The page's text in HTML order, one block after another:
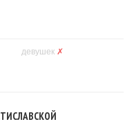
девушек ✗